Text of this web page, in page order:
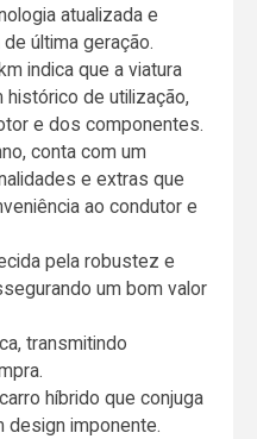
atualizada e
última geração.
indica que a viatura
de utilização,
e dos componentes.
conta com um
e extras que
ao condutor e
pela robustez e
um bom valor
transmitindo
híbrido que conjuga
design imponente.